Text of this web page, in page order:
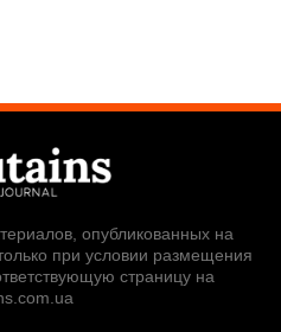
опубликованных на
при условии размещения
страницу на